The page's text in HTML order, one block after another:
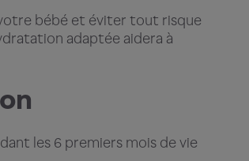
bébé et éviter tout risque
adaptée aidera à
les 6 premiers mois de vie